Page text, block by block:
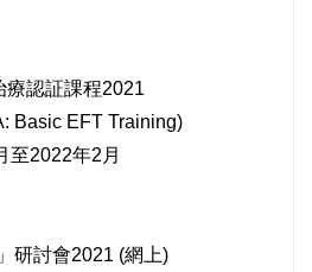
療認証課程2021
Basic EFT Training)
至2022年2月
研討會2021 (網上)